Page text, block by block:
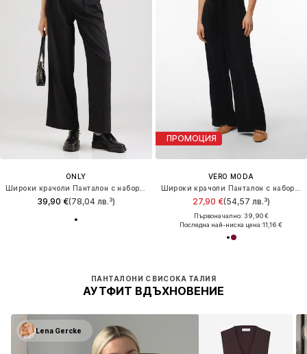
ONLY
39,90 €(78,04 лв.³)
ПРОМОЦИЯ
VERO MODA
27,90 €(54,57 лв.³)
Първоначално: 39,90 €
Последна най-ниска цена:11,16 €
ПАНТАЛОНИ С ВИСОКА ТАЛИЯ
АУТФИТ ВДЪХНОВЕНИЕ
Lena Gercke